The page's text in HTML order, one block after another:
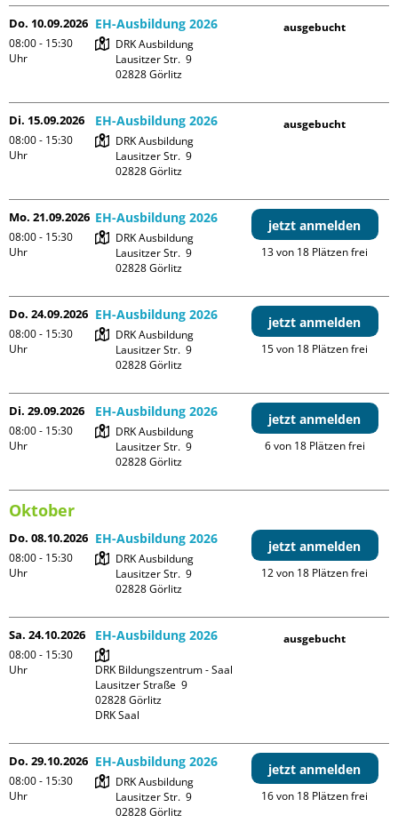
Do. 10.09.2026
08:00 - 15:30
Uhr
EH-Ausbildung 2026
DRK Ausbildung
Lausitzer Str.  9
ausgebucht
Di. 15.09.2026
08:00 - 15:30
Uhr
EH-Ausbildung 2026
DRK Ausbildung
Lausitzer Str.  9
ausgebucht
Mo. 21.09.2026
08:00 - 15:30
Uhr
EH-Ausbildung 2026
DRK Ausbildung
Lausitzer Str.  9
jetzt anmelden
13 von 18 Plätzen frei
Do. 24.09.2026
08:00 - 15:30
Uhr
EH-Ausbildung 2026
DRK Ausbildung
Lausitzer Str.  9
jetzt anmelden
15 von 18 Plätzen frei
Di. 29.09.2026
08:00 - 15:30
Uhr
EH-Ausbildung 2026
DRK Ausbildung
Lausitzer Str.  9
jetzt anmelden
6 von 18 Plätzen frei
Oktober
Do. 08.10.2026
08:00 - 15:30
Uhr
EH-Ausbildung 2026
DRK Ausbildung
Lausitzer Str.  9
jetzt anmelden
12 von 18 Plätzen frei
Sa. 24.10.2026
08:00 - 15:30
Uhr
EH-Ausbildung 2026
DRK Bildungszentrum - Saal
Lausitzer Straße  9
02828 Görlitz
DRK Saal
ausgebucht
Do. 29.10.2026
08:00 - 15:30
Uhr
EH-Ausbildung 2026
DRK Ausbildung
Lausitzer Str.  9
jetzt anmelden
16 von 18 Plätzen frei